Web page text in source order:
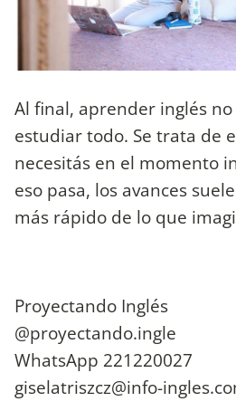
Al final, aprender inglés
estudiar todo. Se trata de
necesitás en el momento
eso pasa, los avances
más rápido de lo que
Proyectando Inglés
@proyectando.ingle
WhatsApp 221220027
giselatriszcz@info-